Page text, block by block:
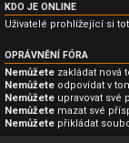
KDO JE ONLINE
Uživatelé prohlížející si
OPRÁVNĚNÍ FÓRA
Nemůžete zakládat nová
Nemůžete odpovídat v
Nemůžete upravovat své
Nemůžete mazat své
Nemůžete přikládat